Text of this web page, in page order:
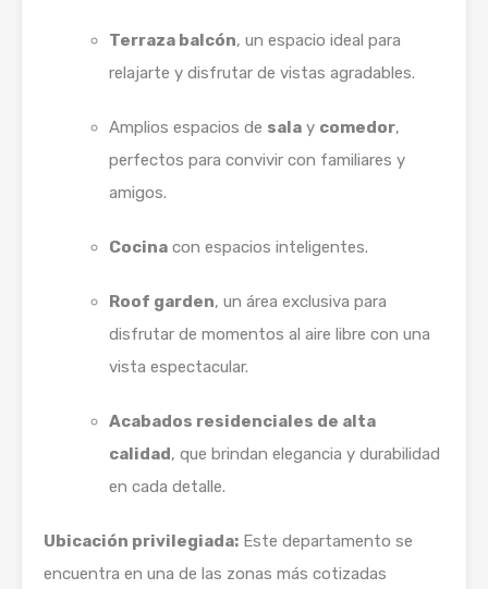
Terraza balcón, un espacio ideal para
relajarte y disfrutar de vistas agradables.
Amplios espacios de sala y comedor,
perfectos para convivir con familiares y
amigos.
Cocina con espacios inteligentes.
Roof garden, un área exclusiva para
disfrutar de momentos al aire libre con una
vista espectacular.
Acabados residenciales de alta
calidad , que brindan elegancia y durabilidad
en cada detalle.
Ubicación privilegiada: Este departamento se
encuentra en una de las zonas más cotizadas